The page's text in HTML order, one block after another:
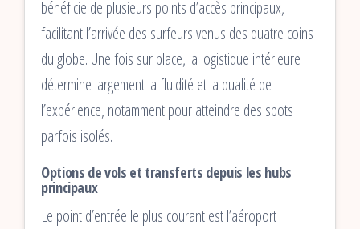
bénéficie de plusieurs points d’accès principaux,
facilitant l’arrivée des surfeurs venus des quatre coins
du globe. Une fois sur place, la logistique intérieure
détermine largement la fluidité et la qualité de
l’expérience, notamment pour atteindre des spots
parfois isolés.
Options de vols et transferts depuis les hubs
principaux
Le point d’entrée le plus courant est l’aéroport